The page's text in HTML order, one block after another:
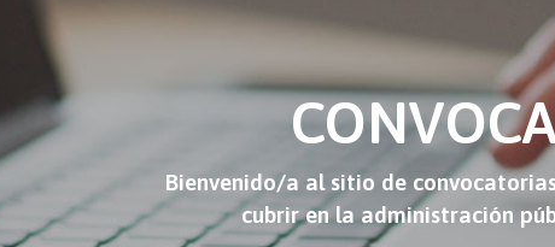
Bienvenido/a al sitio de
cubrir en la administración